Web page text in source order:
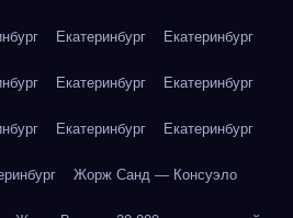
Екатеринбург Екатеринбург
Екатеринбург Екатеринбург
Екатеринбург Екатеринбург
Жорж Санд — Консуэло